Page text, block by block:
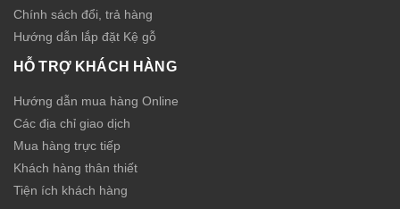
Chính sách đổi, trả hàng
Hướng dẫn lắp đặt Kệ gỗ
HỖ TRỢ KHÁCH HÀNG
Hướng dẫn mua hàng Online
Các địa chỉ giao dịch
Mua hàng trực tiếp
Khách hàng thân thiết
Tiện ích khách hàng